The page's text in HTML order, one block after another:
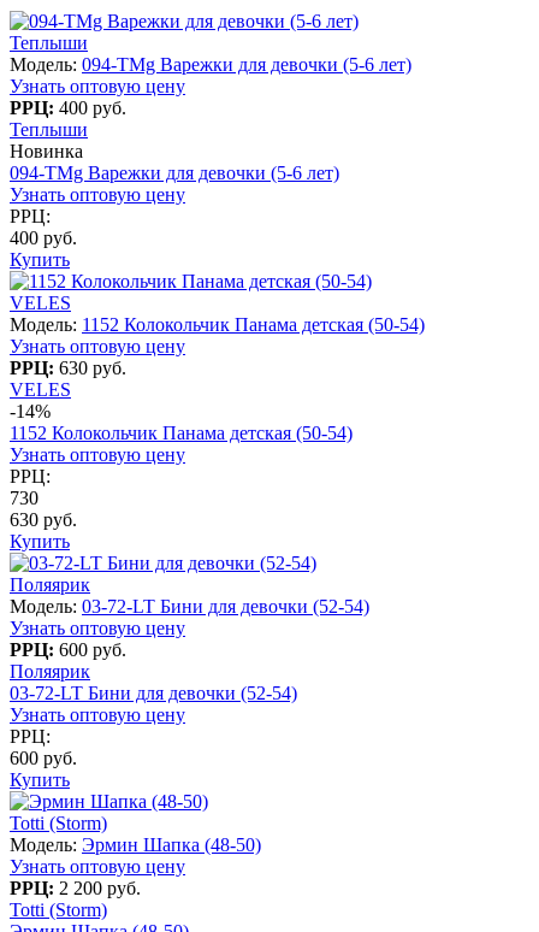
Теплыши
Модель: 094-TMg Варежки для девочки (5-6 лет)
Узнать оптовую цену
РРЦ: 400 руб.
Теплыши
Новинка
094-TMg Варежки для девочки (5-6 лет)
Узнать оптовую цену
РРЦ:
400 руб.
Купить
VELES
Модель: 1152 Колокольчик Панама детская (50-54)
Узнать оптовую цену
РРЦ: 630 руб.
VELES
-14%
1152 Колокольчик Панама детская (50-54)
Узнать оптовую цену
РРЦ:
730
630 руб.
Купить
Поляярик
Модель: 03-72-LT Бини для девочки (52-54)
Узнать оптовую цену
РРЦ: 600 руб.
Поляярик
03-72-LT Бини для девочки (52-54)
Узнать оптовую цену
РРЦ:
600 руб.
Купить
Totti (Storm)
Модель: Эрмин Шапка (48-50)
Узнать оптовую цену
РРЦ: 2 200 руб.
Totti (Storm)